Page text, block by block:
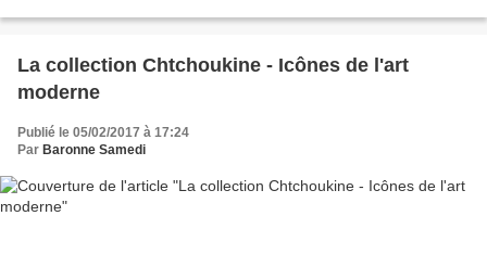
La collection Chtchoukine - Icônes de l'art
moderne
Publié le 05/02/2017 à 17:24
Par Baronne Samedi